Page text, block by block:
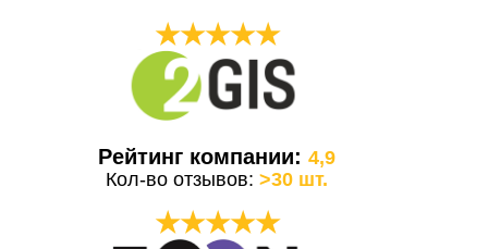
★★★★★
Рейтинг компании:4,9
Кол-во отзывов:>30 шт.
★★★★★